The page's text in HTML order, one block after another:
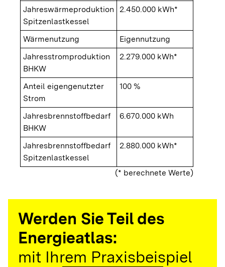
Jahreswärmeproduktion
Spitzenlastkessel
2.450.000 kWh*
Wärmenutzung
Eigennutzung
Jahresstromproduktion
BHKW
2.279.000 kWh*
Anteil eigengenutzter
Strom
100 %
Jahresbrennstoffbedarf
BHKW
6.670.000 kWh
Jahresbrennstoffbedarf
Spitzenlastkessel
2.880.000 kWh*
(* berechnete Werte)
Werden Sie Teil des
Energieatlas:
mit Ihrem Praxisbeispiel